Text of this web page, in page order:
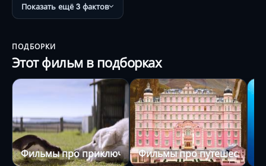
Показать ещё 3 фактов
ПОДБОРКИ
Этот фильм в подборках
Фильмы про приключенияФильмы про путешествия